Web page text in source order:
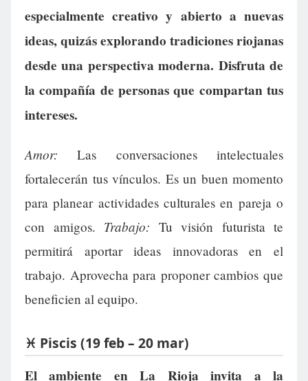
especialmente creativo y abierto a nuevas
ideas, quizás explorando tradiciones riojanas
desde una perspectiva moderna. Disfruta de
la compañía de personas que compartan tus
intereses.
Amor: Las conversaciones intelectuales
fortalecerán tus vínculos. Es un buen momento
para planear actividades culturales en pareja o
con amigos. Trabajo: Tu visión futurista te
permitirá aportar ideas innovadoras en el
trabajo. Aprovecha para proponer cambios que
beneficien al equipo.
♓ Piscis (19 feb – 20 mar)
El ambiente en La Rioja invita a la